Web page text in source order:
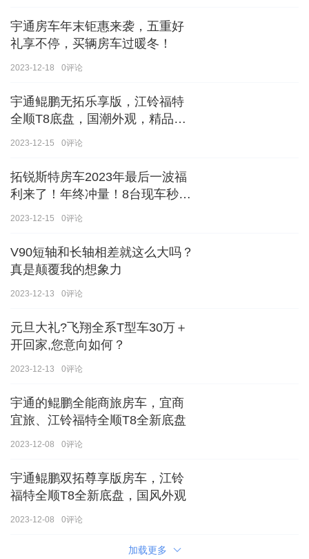
宇通房车年末钜惠来袭，五重好
礼享不停，买辆房车过暖冬！
2023-12-18 0评论
宇通鲲鹏无拓乐享版，江铃福特
全顺T8底盘，国潮外观，精品内
2023-12-15 0评论
拓锐斯特房车2023年最后一波福
利来了！年终冲量！8台现车秒杀
价！！手慢无！！！
2023-12-15 0评论
V90短轴和长轴相差就这么大吗？
真是颠覆我的想象力
2023-12-13 0评论
元旦大礼?飞翔全系T型车30万＋
开回家,您意向如何？
2023-12-13 0评论
宇通的鲲鹏全能商旅房车，宜商
宜旅、江铃福特全顺T8全新底盘
2023-12-08 0评论
宇通鲲鹏双拓尊享版房车，江铃
福特全顺T8全新底盘，国风外观
2023-12-08 0评论
加载更多